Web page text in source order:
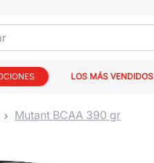
LOS MÁS VENDIDOS
Mutant BCAA 390 gr